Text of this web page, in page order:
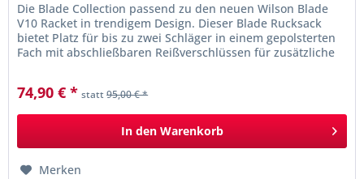
Die Blade Collection passend zu den neuen Wilson Blade
V10 Racket in trendigem Design. Dieser Blade Rucksack
bietet Platz für bis zu zwei Schläger in einem gepolsterten
Fach mit abschließbaren Reißverschlüssen für zusätzliche
74,90 € * statt95,00 € *
In den Warenkorb
Merken